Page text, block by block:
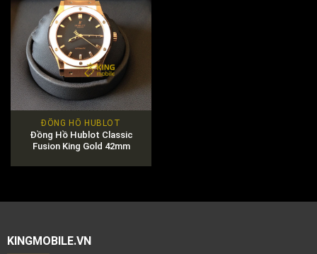
ĐỒNG HỒ HUBLOT
Đồng Hồ Hublot Classic
Fusion King Gold 42mm
KINGMOBILE.VN